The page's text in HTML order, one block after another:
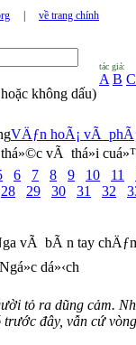
về trang chính
không dấu)
tác giả:
A B C
VÄƒn hoÃ¡ vÃ
vÃ thá»i
6 7 8 9 10 11
28 29 30 31 32
vÃ bÃ n tay chÄƒm
dá»‹ch
tỏ ra dũng cảm.
trước đây, vẫn cứ